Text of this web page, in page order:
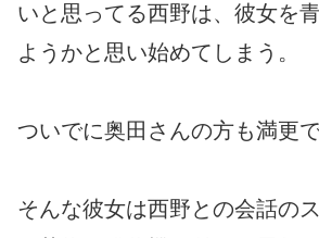
いと思ってる西野は、彼女を
ようかと思い始めてしまう。
ついでに奥田さんの方も満更
そんな彼女は西野との会話の